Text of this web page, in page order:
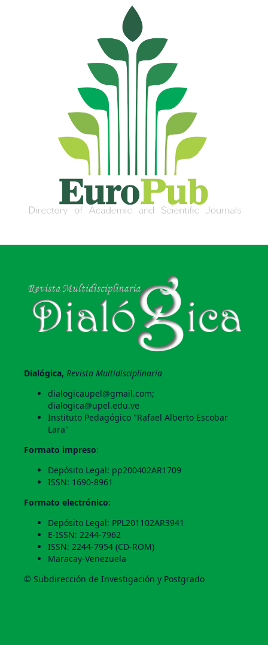
Dialógica, Revista Multidisciplinaria
dialogicaupel@gmail.com;
dialogica@upel.edu.ve
Instituto Pedagógico "Rafael Alberto Escobar
Lara"
Formato impreso:
Depósito Legal: pp200402AR1709
ISSN: 1690-8961
Formato electrónico:
Depósito Legal: PPL201102AR3941
E-ISSN: 2244-7962
ISSN: 2244-7954 (CD-ROM)
Maracay-Venezuela
© Subdirección de Investigación y Postgrado